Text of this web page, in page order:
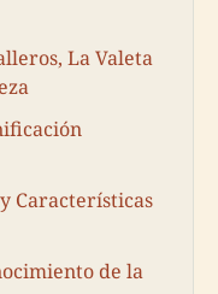
La Valeta
Características
de la